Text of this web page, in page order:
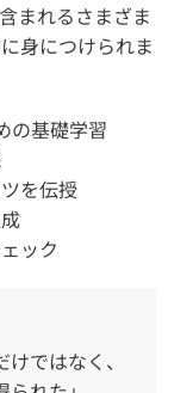
まれるさまざま
身につけられま
の基礎学習
を伝授
ック
ではなく、